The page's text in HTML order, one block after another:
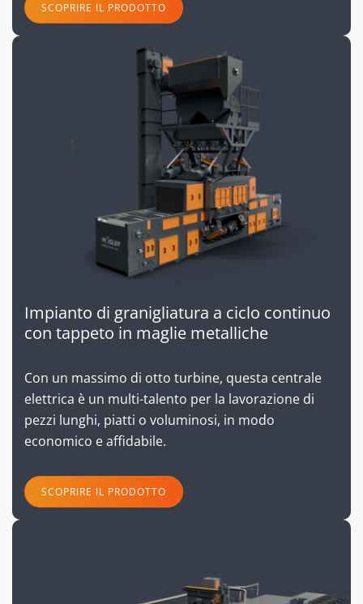
SCOPRIRE IL PRODOTTO
Impianto di granigliatura a ciclo continuo
con tappeto in maglie metalliche
Con un massimo di otto turbine, questa centrale
elettrica è un multi-talento per la lavorazione di
pezzi lunghi, piatti o voluminosi, in modo
economico e affidabile.
SCOPRIRE IL PRODOTTO